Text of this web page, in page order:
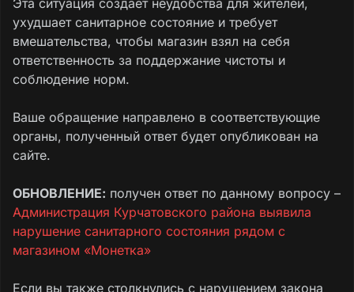
ухудшает санитарное состояние и требует
вмешательства, чтобы магазин взял на себя
ответственность за поддержание чистоты и
соблюдение норм.
Ваше обращение направлено в соответствующие
органы, полученный ответ будет опубликован на
сайте.
ОБНОВЛЕНИЕ: получен ответ по данному вопросу –
Администрация Курчатовского района выявила
нарушение санитарного состояния рядом с
магазином «Монетка»
Если вы также столкнулись с нарушением закона